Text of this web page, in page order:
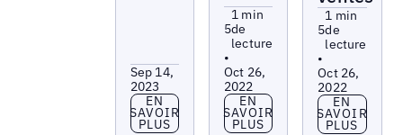
Sep 14,
2023
En savoir plus
EN
SAVOIR
PLUS
5
1 min
de
lecture
•
Oct 26,
2022
En savoir plus
EN
SAVOIR
PLUS
5
1 min
de
lecture
•
Oct 26,
2022
En savoir
EN
SAVOIR
PLUS